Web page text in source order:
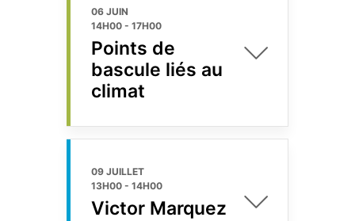
06 JUIN
14H00 - 17H00
Points de
bascule liés au
climat
09 JUILLET
13H00 - 14H00
Victor Marquez